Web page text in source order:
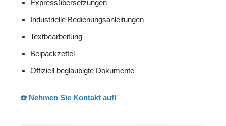
Expressübersetzungen
Industrielle Bedienungsanleitungen
Textbearbeitung
Beipackzettel
Offiziell beglaubigte Dokumente
☎️ Nehmen Sie Kontakt auf!